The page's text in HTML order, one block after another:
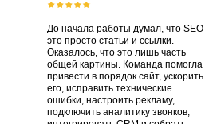
До начала работы думал, что SEO
это просто статьи и ссылки.
Оказалось, что это лишь часть
общей картины. Команда помогла
привести в порядок сайт, ускорить
его, исправить технические
ошибки, настроить рекламу,
подключить аналитику звонков,